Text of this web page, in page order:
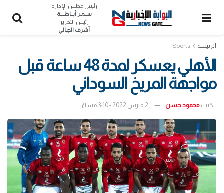
رئيس مجلس الإدارة
ســمـر أبــاظــــة
رئيس التحرير
أشرف الجبالي
الرئيسة Sports
الأهلي يعسكر لمدة 48 ساعة قبل
مواجهة المريخ السوداني
كتب محمود حسن 2 مارس 2022 - 3:10 مساءً